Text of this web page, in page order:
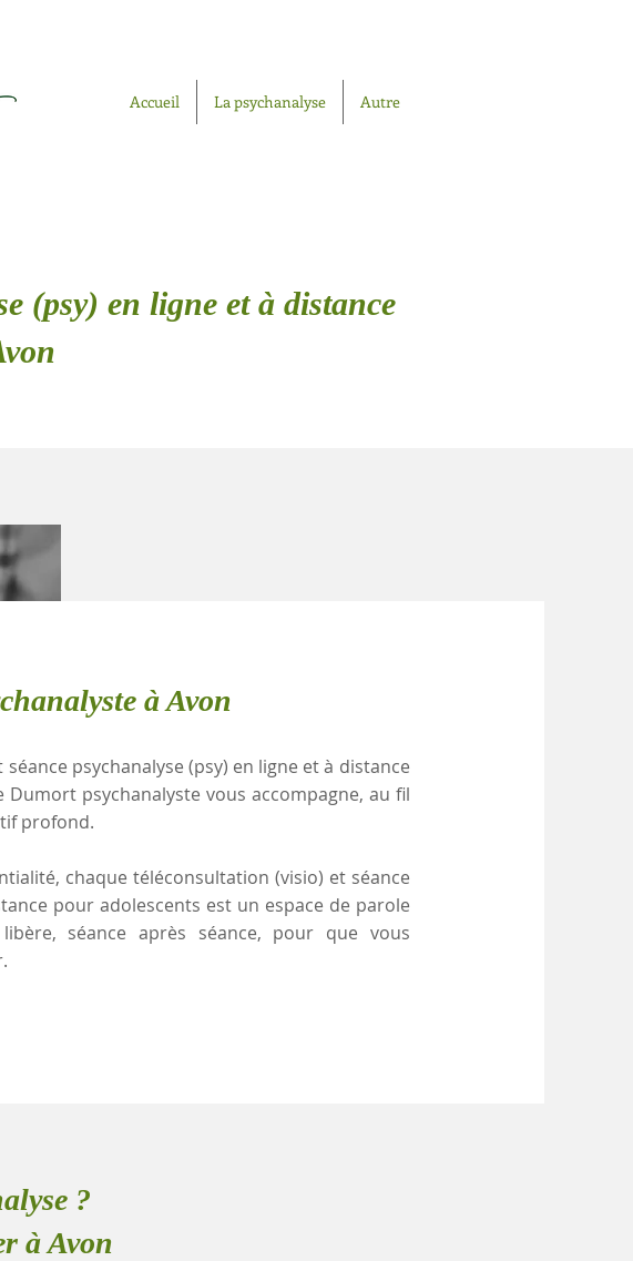
Accueil La psychanalyse Autre
(psy) en ligne et à distance
à Avon
psychanalyse (psy) en ligne et à distance
psychanalyste vous accompagne, au fil
profond.
chaque téléconsultation (visio) et séance
pour adolescents est un espace de parole
séance après séance, pour que vous
?
à Avon